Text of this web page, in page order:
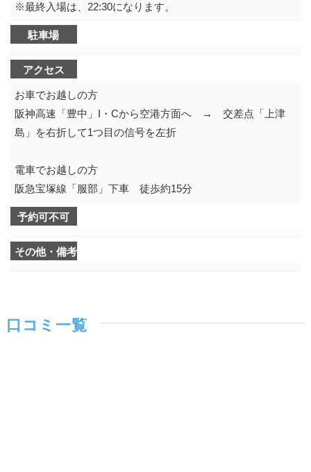
※最終入場は、22:30になります。
駐車場
アクセス
お車でお越しの方
阪神高速「豊中」I・Cから空港方面へ → 交差点「上津
島」を右折して1つ目の信号を左折
電車でお越しの方
阪急宝塚線「服部」下車 徒歩約15分
予約可不可
その他・備考
口コミ一覧